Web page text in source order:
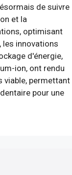
de suivre
et la
optimisant
les innovations
d'énergie,
ion, ont rendu
viable, permettant
pour une